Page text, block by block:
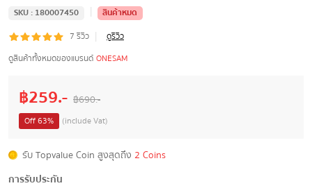
SKU : 180007450 |
สินค้าหมด
7 รีวิว |
ดูรีวิว
ดูสินค้าทั้งหมดของแบรนด์ ONESAM
฿259.- ฿690.-
Off63% (include Vat)
รับ Topvalue Coin สูงสุดถึง 2 Coins
การรับประกัน